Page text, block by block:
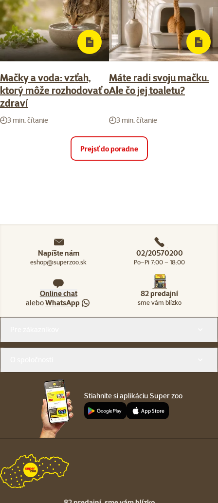
Mačky a voda: vzťah,
ktorý môže rozhodovať o
zdraví
3 min. čítanie
Máte radi svoju mačku.
Ale čo jej toaletu?
3 min. čítanie
Prejsť do poradne
Napíšte nám
eshop@superzoo.sk
02/20570200
Po–Pi 7:00 – 18:00
Online chat
aleboWhatsApp
82 predajní
sme vám blízko
Stiahnite si aplikáciu Super zoo